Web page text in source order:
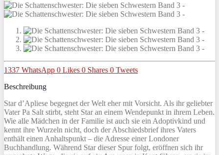
1337 WhatsApp 0 Likes 0 Shares 0 Tweets
Beschreibung
Star d’Apliese begegnet der Welt eher mit Vorsicht. Als ihr geliebter
Vater Pa Salt stirbt, steht Star an einem Wendepunkt in ihrem Leben.
Wie alle Mädchen in der Familie ist auch sie ein Adoptivkind und
kennt ihre Wurzeln nicht, doch der Abschiedsbrief ihres Vaters
enthält einen Anhaltspunkt – die Adresse einer Londoner
Buchhandlung. Während Star dieser Spur folgt, eröffnen sich ihr